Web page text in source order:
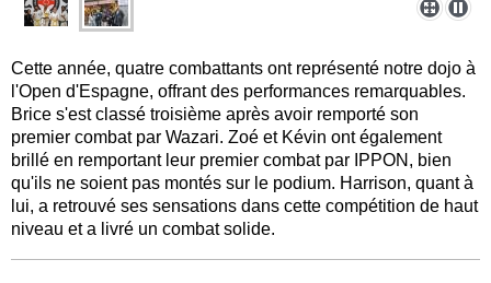
Cette année, quatre combattants ont représenté notre dojo à
l'Open d'Espagne, offrant des performances remarquables.
Brice s'est classé troisième après avoir remporté son
premier combat par Wazari. Zoé et Kévin ont également
brillé en remportant leur premier combat par IPPON, bien
qu'ils ne soient pas montés sur le podium. Harrison, quant à
lui, a retrouvé ses sensations dans cette compétition de haut
niveau et a livré un combat solide.